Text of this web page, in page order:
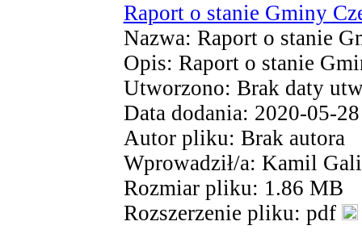
Raport o stanie Gminy
Nazwa: Raport o stanie
Opis: Raport o stanie
Utworzono: Brak daty
Data dodania: 2020-05-
Autor pliku: Brak autora
Wprowadził/a: Kamil
Rozmiar pliku: 1.86 MB
Rozszerzenie pliku: pdf